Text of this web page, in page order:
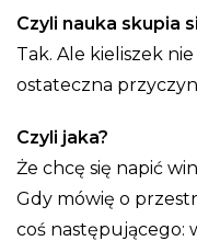
Czyli nauka skupia
Tak. Ale kieliszek
ostateczna
Czyli jaka?
Że chcę się napić
Gdy mówię o
coś następującego: